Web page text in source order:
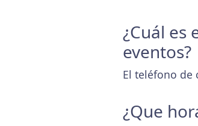
¿Cuál es
eventos?
El teléfono de
¿Que